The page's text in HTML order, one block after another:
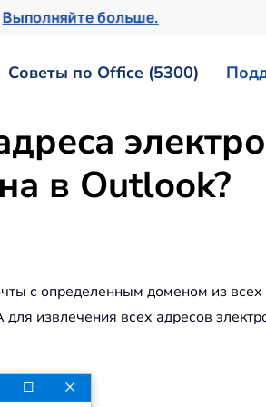
Выполняйте больше.
Советы по Office (5300)
в Outlook?
с определенным доменом из
извлечения всех адресов